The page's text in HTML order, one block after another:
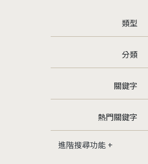
類型
分類
關鍵字
熱門關鍵字
進階搜尋功能